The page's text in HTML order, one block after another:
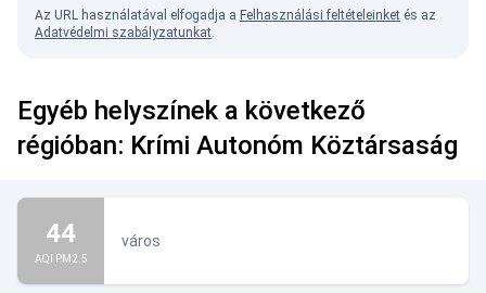
Az URL használatával elfogadja a Felhasználási feltételeinket és az
Adatvédelmi szabályzatunkat.
Egyéb helyszínek a következő
régióban: Krími Autonóm Köztársaság
44
AQI PM2.5
város